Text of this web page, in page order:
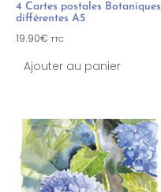
4 Cartes postales Botaniques
différentes A5
19.90€ TTC
Ajouter au panier